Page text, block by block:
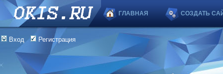
ГЛАВНАЯ СОЗДАТЬ
Вход Регистрация